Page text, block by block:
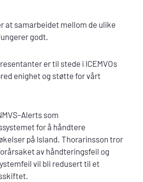
at samarbeidet mellom de ulike
godt.
er til stede i ICEMVOs
enighet og støtte for vårt
Alerts som
for å håndtere
på Island. Thorarinsson tror
av håndteringsfeil og
vil bli redusert til et